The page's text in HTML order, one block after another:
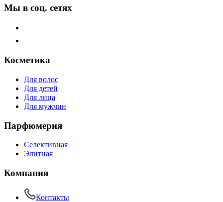
Мы в соц. сетях
Косметика
Для волос
Для детей
Для лица
Для мужчин
Парфюмерия
Селективная
Элитная
Компания
Контакты